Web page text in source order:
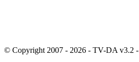
© Copyright 2007 - 2026 - TV-DA v3.2 -